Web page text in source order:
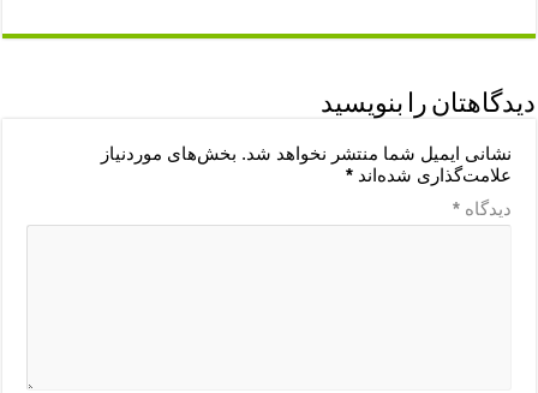
دیدگاهتان را بنویسید
نشانی ایمیل شما منتشر نخواهد شد. بخش‌های موردنیاز
علامت‌گذاری شده‌اند*
دیدگاه*